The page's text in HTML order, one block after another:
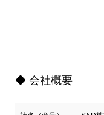
◆ 会社概要